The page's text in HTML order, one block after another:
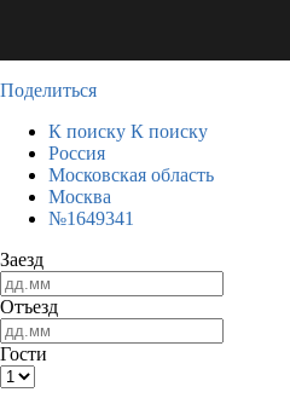
Поделиться
К поиску К поиску
Россия
Московская область
Москва
№1649341
Заезд
Отъезд
Гости